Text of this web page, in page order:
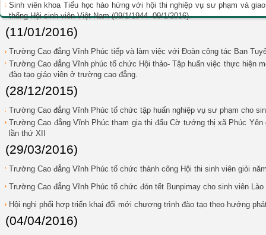
Sinh viên khoa Tiểu học hào hứng với hội thi nghiệp vụ sư phạm và
thống Hội sinh viên Việt Nam (09/1/1944 -09/1/2016).
(11/01/2016)
Trường Cao đẳng Vĩnh Phúc tiếp và làm việc với Đoàn công tác Ban
Trường Cao đẳng Vĩnh phúc tổ chức Hội thảo- Tập huấn việc thực hiện
đào tạo giáo viên ở trường cao đẳng.
(28/12/2015)
Trường Cao đẳng Vĩnh Phúc tổ chức tập huấn nghiệp vụ sư phạm cho
Trường Cao đẳng Vĩnh Phúc tham gia thi đấu Cờ tướng thị xã Phúc
lần thứ XII
(29/03/2016)
Trường Cao đẳng Vĩnh Phúc tổ chức thành công Hội thi sinh viên giỏi
Trường Cao đẳng Vĩnh Phúc tổ chức đón tết Bunpimay cho sinh viên Lào
Hội nghị phối hợp triển khai đổi mới chương trình đào tạo theo hướng
(04/04/2016)